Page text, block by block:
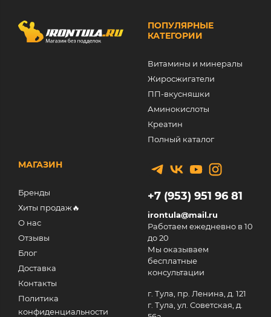
ПОПУЛЯРНЫЕ
КАТЕГОРИИ
Витамины и минералы
Жиросжигатели
ПП-вкусняшки
Аминокислоты
Креатин
Полный каталог
МАГАЗИН
Бренды
Хиты продаж🔥
О нас
Отзывы
Блог
Доставка
Контакты
Политика
конфиденциальности
+7 (953) 951 96 81
irontula@mail.ru
Работаем ежедневно в 10
до 20
Мы оказываем
бесплатные
консультации
г. Тула, пр. Ленина, д. 121
г. Тула, ул. Советская, д.